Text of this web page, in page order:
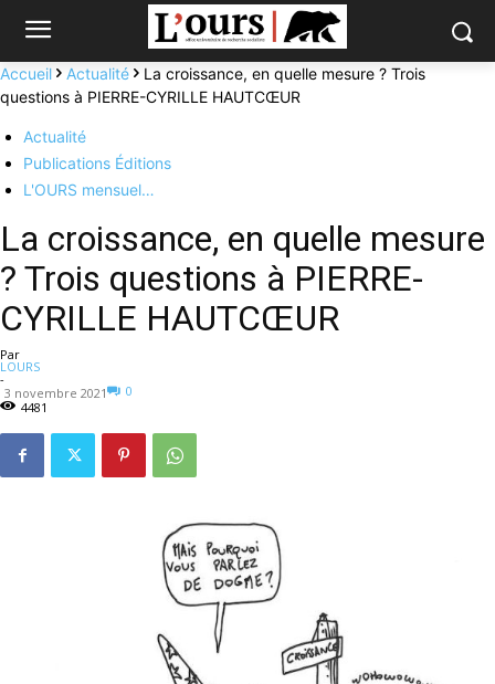
Accueil Actualité
La croissance, en quelle mesure ? Trois
questions à PIERRE-CYRILLE HAUTCŒUR
Actualité
Publications Éditions
L'OURS mensuel…
La croissance, en quelle mesure
? Trois questions à PIERRE-
CYRILLE HAUTCŒUR
Par
LOURS
-
3 novembre 2021
0
4481